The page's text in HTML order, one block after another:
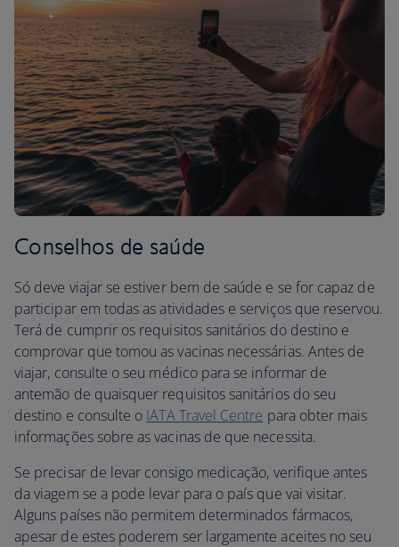
Conselhos de saúde
Só deve viajar se estiver bem de saúde e se for capaz de
participar em todas as atividades e serviços que reservou.
Terá de cumprir os requisitos sanitários do destino e
comprovar que tomou as vacinas necessárias. Antes de
viajar, consulte o seu médico para se informar de
antemão de quaisquer requisitos sanitários do seu
destino e consulte o IATA Travel Centre para obter mais
informações sobre as vacinas de que necessita.
Se precisar de levar consigo medicação, verifique antes
da viagem se a pode levar para o país que vai visitar.
Alguns países não permitem determinados fármacos,
apesar de estes poderem ser largamente aceites no seu